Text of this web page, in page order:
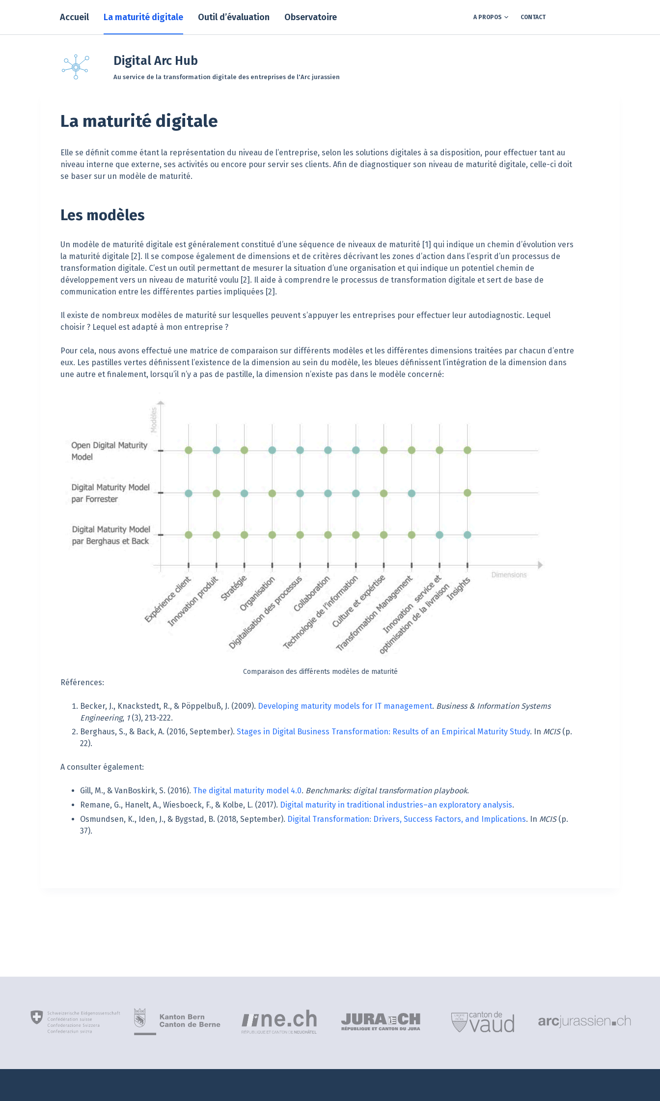
s
Accueil La maturité digitale Outil d’évaluation Observatoire A PROPOS CONTACT
Digital Arc Hub
Au service de la transformation digitale des entreprises de l'Arc jurassien
La maturité digitale
Elle se définit comme étant la représentation du niveau de l’entreprise, selon les solutions digitales à sa disposition, pour effectuer tant au
niveau interne que externe, ses activités ou encore pour servir ses clients. Afin de diagnostiquer son niveau de maturité digitale, celle-ci doit
se baser sur un modèle de maturité.
Les modèles
Un modèle de maturité digitale est généralement constitué d’une séquence de niveaux de maturité [1] qui indique un chemin d’évolution vers
la maturité digitale [2]. Il se compose également de dimensions et de critères décrivant les zones d’action dans l’esprit d’un processus de
transformation digitale. C’est un outil permettant de mesurer la situation d’une organisation et qui indique un potentiel chemin de
développement vers un niveau de maturité voulu [2]. Il aide à comprendre le processus de transformation digitale et sert de base de
communication entre les différentes parties impliquées [2].
Il existe de nombreux modèles de maturité sur lesquelles peuvent s’appuyer les entreprises pour effectuer leur autodiagnostic. Lequel
choisir ? Lequel est adapté à mon entreprise ?
Pour cela, nous avons effectué une matrice de comparaison sur différents modèles et les différentes dimensions traitées par chacun d’entre
eux. Les pastilles vertes définissent l’existence de la dimension au sein du modèle, les bleues définissent l’intégration de la dimension dans
une autre et finalement, lorsqu’il n’y a pas de pastille, la dimension n’existe pas dans le modèle concerné:
Comparaison des différents modèles de maturité
Références:
Becker, J., Knackstedt, R., & Pöppelbuß, J. (2009). Developing maturity models for IT management. Business & Information Systems
Engineering, 1(3), 213-222.
Berghaus, S., & Back, A. (2016, September). Stages in Digital Business Transformation: Results of an Empirical Maturity Study. In MCIS(p.
22).
A consulter également:
Gill, M., & VanBoskirk, S. (2016). The digital maturity model 4.0. Benchmarks: digital transformation playbook.
Remane, G., Hanelt, A., Wiesboeck, F., & Kolbe, L. (2017). Digital maturity in traditional industries–an exploratory analysis.
Osmundsen, K., Iden, J., & Bygstad, B. (2018, September). Digital Transformation: Drivers, Success Factors, and Implications. In MCIS(p.
37).